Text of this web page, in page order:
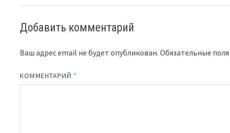
Добавить комментарий
Ваш адрес email не будет опубликован. Обязательные
КОММЕНТАРИЙ *